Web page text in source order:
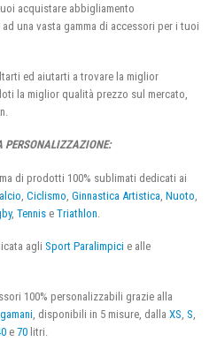
acquistare abbigliamento
una vasta gamma di accessori per i tuoi
ed aiutarti a trovare la miglior
la miglior qualità prezzo sul mercato,
PERSONALIZZAZIONE:
di prodotti 100% sublimati dedicati ai
Ciclismo Ginnastica Artistica Nuoto
, Tennis e Triathlon
agli Sport Paralimpici e alle
100% personalizzabili grazie alla
, disponibili in 5 misure, dalla XS, S,
e 70 litri.